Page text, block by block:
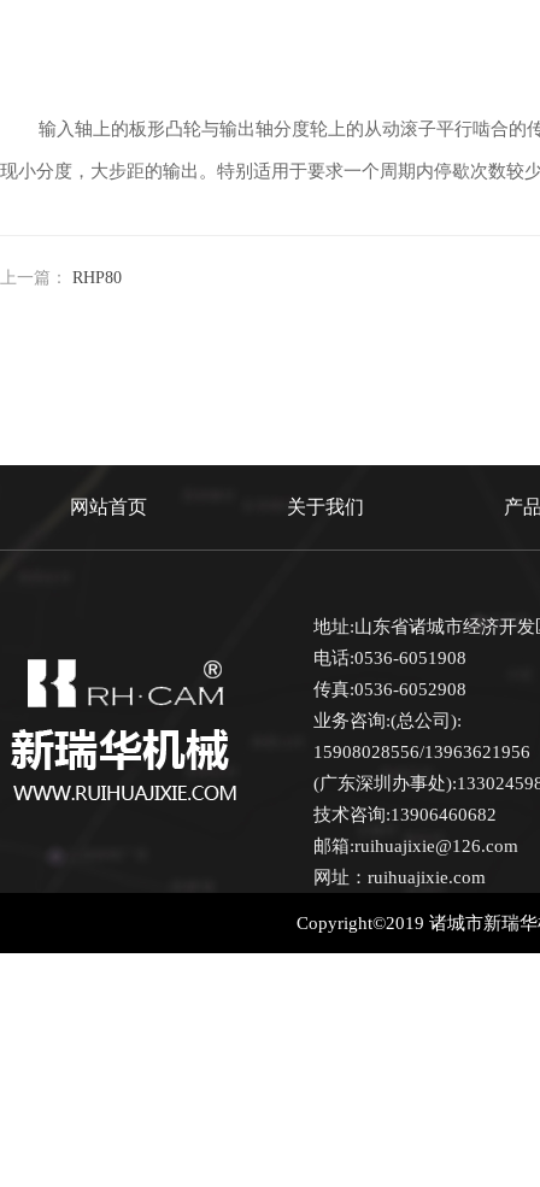
输入轴上的板形凸轮与输出轴分度轮上的从动滚子平行啮合的
现小分度，大步距的输出。特别适用于要求一个周期内停歇次数较
上一篇： RHP80
网站首页 关于我们 产
地址:山东省诸城市经济开
电话:0536-6051908
传真:0536-6052908
业务咨询:(总公司):
15908028556/13963621956
(广东深圳办事处
技术咨询:13906460682
邮箱:ruihuajixie@126.com
网址：ruihuajixie.com
Copyright©2019 诸城市新瑞